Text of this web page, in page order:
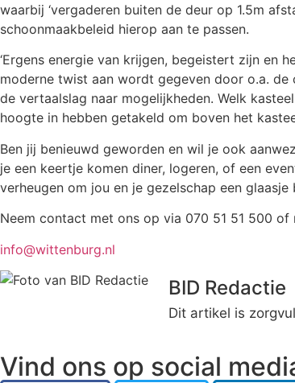
waarbij ‘vergaderen buiten de deur op 1.5m
schoonmaakbeleid hierop aan te passen.
‘Ergens energie van krijgen, begeistert zijn en
moderne twist aan wordt gegeven door o.a.
de vertaalslag naar mogelijkheden. Welk
hoogte in hebben getakeld om boven het
Ben jij benieuwd geworden en wil je ook
je een keertje komen diner, logeren, of een
verheugen om jou en je gezelschap een glaasje
Neem contact met ons op via 070 51 51 500 of
info@wittenburg.nl
BID Redactie
Dit artikel is
Vind ons op social